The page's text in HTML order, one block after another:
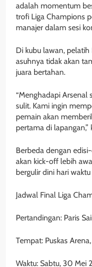
adalah momentum
trofi Liga Champions
manajer dalam sesi
Di kubu lawan, pelatih
asuhnya tidak akan
juara bertahan.
“Menghadapi
sulit. Kami ingin
pemain akan
pertama di lapangan,”
Berbeda dengan
akan kick-off lebih
bergulir dini hari
Jadwal Final Liga
Pertandingan: Paris
Tempat: Puskas
Waktu: Sabtu, 30 Mei